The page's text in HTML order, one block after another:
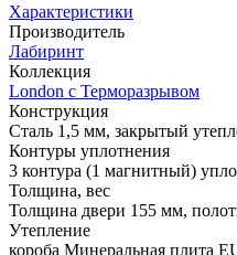
Характеристики
Производитель
Лабиринт
Коллекция
London с Терморазрывом
Конструкция
Сталь 1,5 мм, закрытый
Контуры уплотнения
3 контура (1 магнитный)
Толщина, вес
Толщина двери 155 мм,
Утепление
короба Минеральная плита